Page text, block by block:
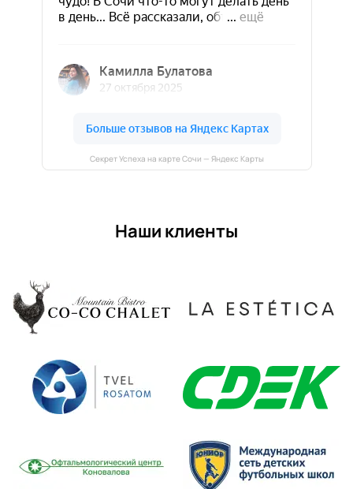
Секрет Успеха на карте Сочи — Яндекс Карты
Наши клиенты